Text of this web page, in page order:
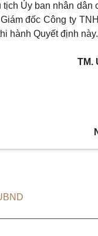
Ủy ban nhân dân
đốc Công ty
hành Quyết định
TM.